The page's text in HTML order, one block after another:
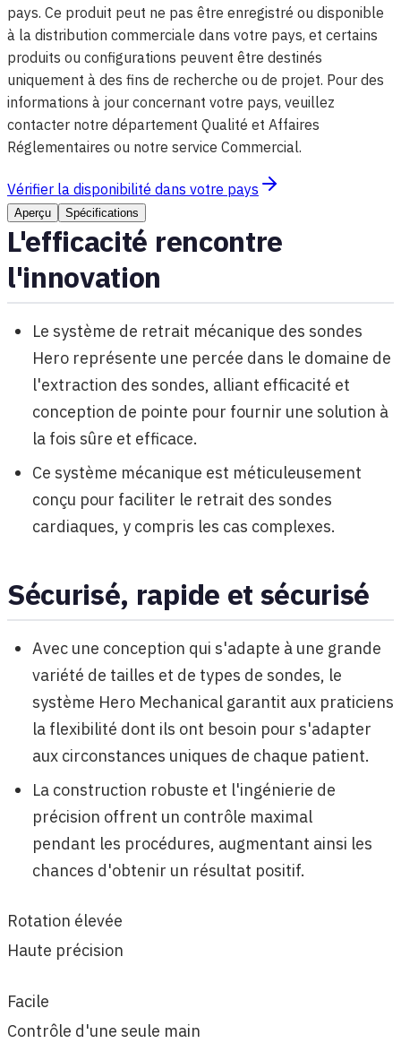
pays. Ce produit peut ne pas être enregistré ou disponible
à la distribution commerciale dans votre pays, et certains
produits ou configurations peuvent être destinés
uniquement à des fins de recherche ou de projet. Pour des
informations à jour concernant votre pays, veuillez
contacter notre département Qualité et Affaires
Réglementaires ou notre service Commercial.
Vérifier la disponibilité dans votre pays
Aperçu Spécifications
L'efficacité rencontre
l'innovation
Le système de retrait mécanique des sondes
Hero représente une percée dans le domaine de
l'extraction des sondes, alliant efficacité et
conception de pointe pour fournir une solution à
la fois sûre et efficace.
Ce système mécanique est méticuleusement
conçu pour faciliter le retrait des sondes
cardiaques, y compris les cas complexes.
Sécurisé, rapide et sécurisé
Avec une conception qui s'adapte à une grande
variété de tailles et de types de sondes, le
système Hero Mechanical garantit aux praticiens
la flexibilité dont ils ont besoin pour s'adapter
aux circonstances uniques de chaque patient.
La construction robuste et l'ingénierie de
précision offrent un contrôle maximal
pendant les procédures, augmentant ainsi les
chances d'obtenir un résultat positif.
Rotation élevée
Haute précision
Facile
Contrôle d'une seule main